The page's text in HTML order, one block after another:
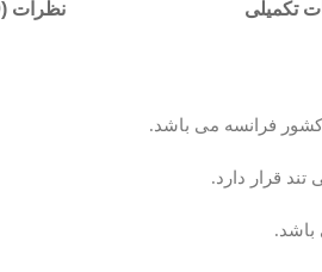
تکمیلی نظرات (0)
باشد.